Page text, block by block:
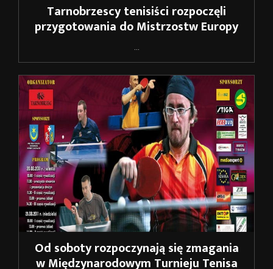
Tarnobrzescy tenisiści rozpoczęli
przygotowania do Mistrzostw Europy
Od soboty rozpoczynają się zmagania
w Międzynarodowym Turnieju Tenisa